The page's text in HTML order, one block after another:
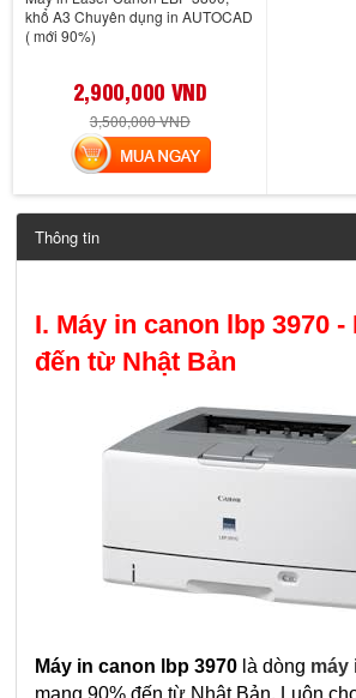
khổ A3 Chuyên dụng in AUTOCAD
( mới 90%)
2,900,000 VND
3,500,000 VND
MUA NGAY
Thông tin
I. Máy in canon lbp 3970 -
đến từ Nhật Bản
Máy in canon lbp 3970 là dòng máy